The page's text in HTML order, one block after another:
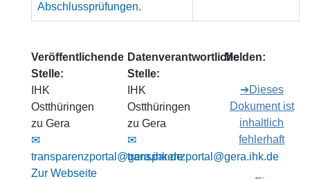
Abschlussprüfungen.
Veröffentlichende
Stelle:
IHK
Ostthüringen
zu Gera
✉
transparenzportal@gera.ihk.de
Zur Webseite
Datenverantwortliche
Stelle:
IHK
Ostthüringen
zu Gera
✉
transparenzportal@gera.ihk.de
Melden:
➔Dieses
Dokument ist
inhaltlich
fehlerhaft